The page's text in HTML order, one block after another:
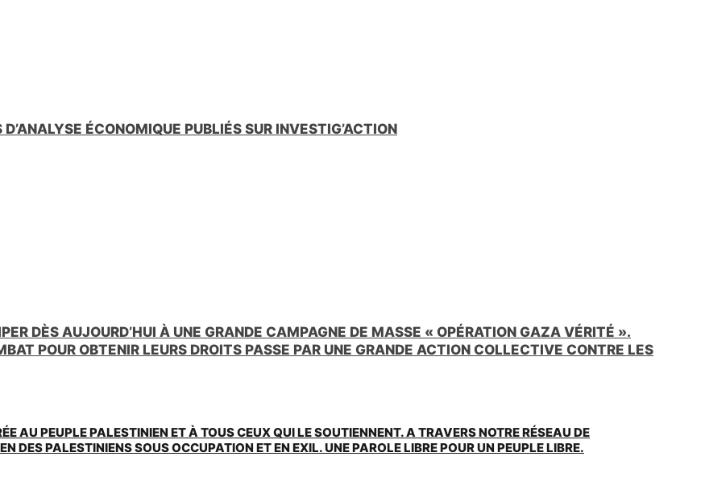
ÉCONOMIQUE PUBLIÉS SUR INVESTIG’ACTION
DÈS AUJOURD’HUI À UNE GRANDE CAMPAGNE DE MASSE « OPÉRATION GAZA VÉRITÉ ».
POUR OBTENIR LEURS DROITS PASSE PAR UNE GRANDE ACTION COLLECTIVE CONTRE LES
AU PEUPLE PALESTINIEN ET À TOUS CEUX QUI LE SOUTIENNENT. A TRAVERS NOTRE RÉSEAU DE
DES PALESTINIENS SOUS OCCUPATION ET EN EXIL. UNE PAROLE LIBRE POUR UN PEUPLE LIBRE.